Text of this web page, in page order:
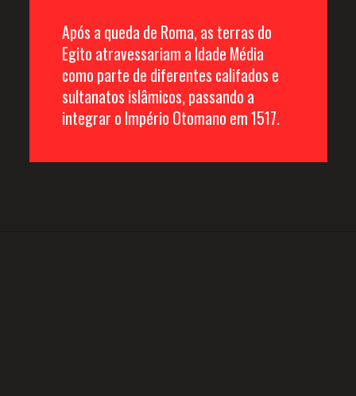
Após a queda de Roma, as terras do
Egito atravessariam a Idade Média
como parte de diferentes califados e
sultanatos islâmicos, passando a
integrar o Império Otomano em 1517.